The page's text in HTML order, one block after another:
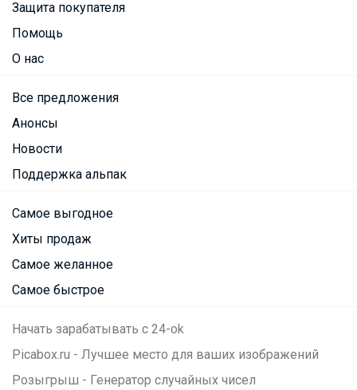
Защита покупателя
Помощь
О нас
Все предложения
Анонсы
Новости
Поддержка альпак
Самое выгодное
Хиты продаж
Самое желанное
Самое быстрое
Начать зарабатывать с 24-ok
Picabox.ru - Лучшее место для ваших изображений
Розыгрыш - Генератор случайных чисел